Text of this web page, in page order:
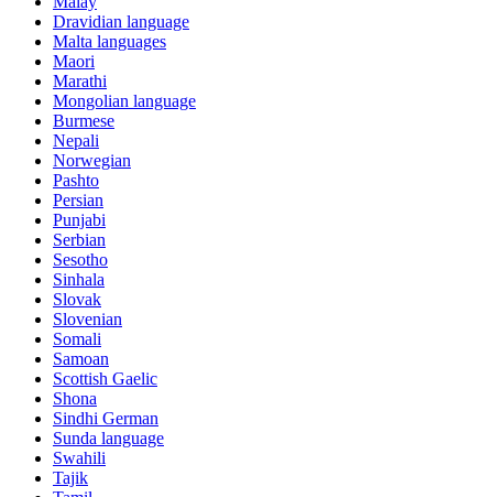
Dravidian language
Malta languages
Maori
Marathi
Mongolian language
Burmese
Nepali
Norwegian
Pashto
Persian
Punjabi
Serbian
Sesotho
Sinhala
Slovak
Slovenian
Somali
Samoan
Scottish Gaelic
Shona
Sindhi German
Sunda language
Swahili
Tajik